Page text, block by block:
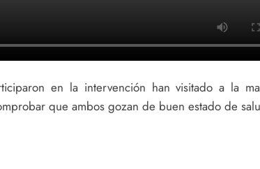
en la intervención han visitado a la
que ambos gozan de buen estado de